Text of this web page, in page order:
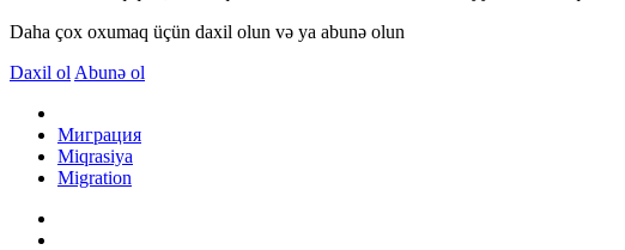
Daha çox oxumaq üçün daxil olun və ya abunə olun
Daxil ol Abunə ol
Миграция
Miqrasiya
Migration